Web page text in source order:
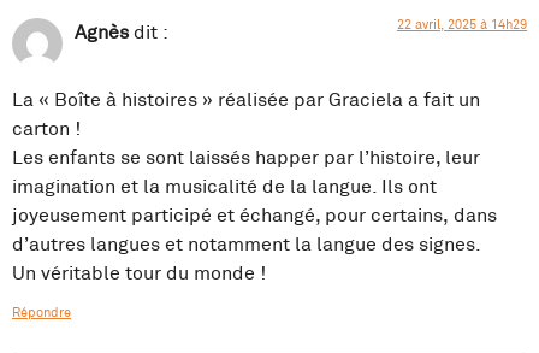
Agnès dit : 22 avril, 2025 à 14h29
La « Boîte à histoires » réalisée par Graciela a fait un
carton !
Les enfants se sont laissés happer par l’histoire, leur
imagination et la musicalité de la langue. Ils ont
joyeusement participé et échangé, pour certains, dans
d’autres langues et notamment la langue des signes.
Un véritable tour du monde !
Répondre